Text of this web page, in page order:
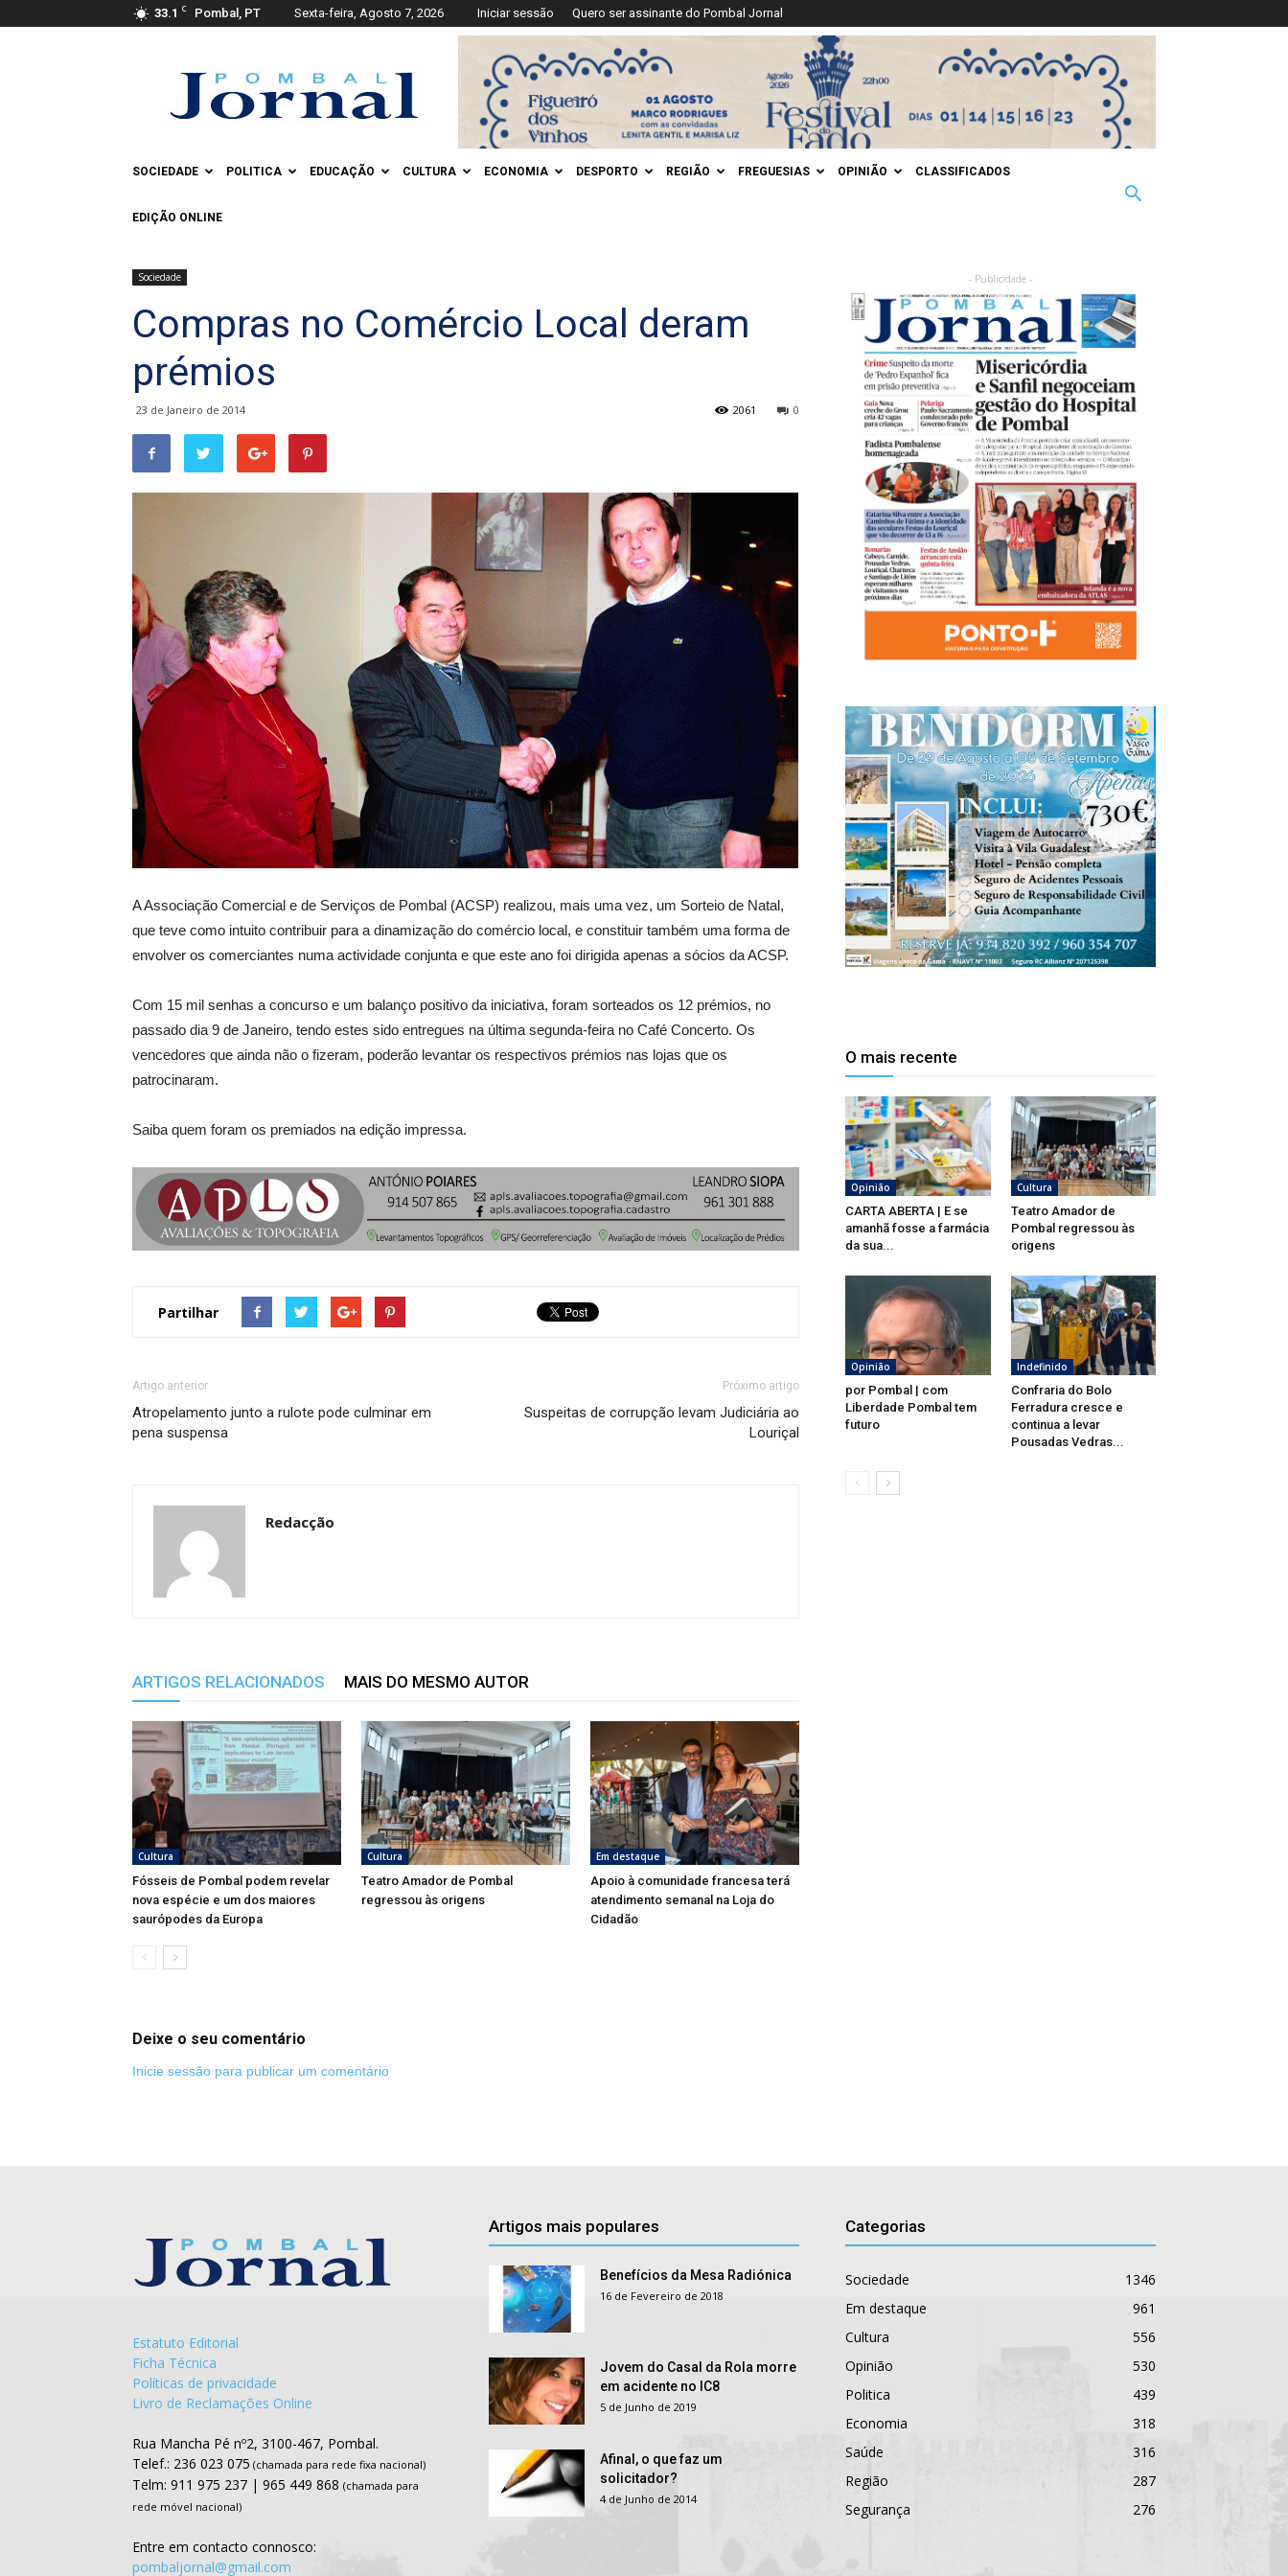
33.1 C Pombal, PT Sexta-feira, Agosto 7, 2026 Iniciar sessão Quero ser assinante do Pombal Jornal
Jornal
SOCIEDADE POLITICA EDUCAÇÃO CULTURA ECONOMIA DESPORTO REGIÃO FREGUESIAS OPINIÃO CLASSIFICADOS
EDIÇÃO ONLINE
Sociedade
Compras no Comércio Local deram
prémios
23 de Janeiro de 2014 0
2061
A Associação Comercial e de Serviços de Pombal (ACSP) realizou, mais uma vez, um Sorteio de Natal,
que teve como intuito contribuir para a dinamização do comércio local, e constituir também uma forma de
envolver os comerciantes numa actividade conjunta e que este ano foi dirigida apenas a sócios da ACSP.
Com 15 mil senhas a concurso e um balanço positivo da iniciativa, foram sorteados os 12 prémios, no
passado dia 9 de Janeiro, tendo estes sido entregues na última segunda-feira no Café Concerto. Os
vencedores que ainda não o fizeram, poderão levantar os respectivos prémios nas lojas que os
patrocinaram.
Saiba quem foram os premiados na edição impressa.
Partilhar
Artigo anterior
Atropelamento junto a rulote pode culminar em
pena suspensa
Próximo artigo
Suspeitas de corrupção levam Judiciária ao
Louriçal
Redacção
ARTIGOS RELACIONADOS MAIS DO MESMO AUTOR
Cultura
Fósseis de Pombal podem revelar
nova espécie e um dos maiores
saurópodes da Europa
Cultura
Teatro Amador de Pombal
regressou às origens
Em destaque
Apoio à comunidade francesa terá
atendimento semanal na Loja do
Cidadão
Deixe o seu comentário
Inicie sessão para publicar um comentário
- Publicidade -
O mais recente
Opinião
CARTA ABERTA | E se
amanhã fosse a farmácia
da sua...
Cultura
Teatro Amador de
Pombal regressou às
origens
Opinião
por Pombal | com
Liberdade Pombal tem
futuro
Indefinido
Confraria do Bolo
Ferradura cresce e
continua a levar
Pousadas Vedras...
Estatuto Editorial
Ficha Técnica
Políticas de privacidade
Livro de Reclamações Online
Rua Mancha Pé nº2, 3100-467, Pombal.
Telef.: 236 023 075 (chamada para rede fixa nacional)
Telm: 911 975 237 | 965 449 868 (chamada para
rede móvel nacional)
Entre em contacto connosco:
pombaljornal@gmail.com
Artigos mais populares
Benefícios da Mesa Radiónica
16 de Fevereiro de 2018
Jovem do Casal da Rola morre
em acidente no IC8
5 de Junho de 2019
Afinal, o que faz um
solicitador?
4 de Junho de 2014
Categorias
Sociedade
1346
Em destaque
961
Cultura
556
Opinião
530
Politica
439
Economia
318
Saúde
316
Região
287
Segurança
276